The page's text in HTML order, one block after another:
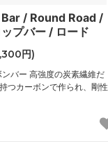
/ Round Road /
プバー / ロード
円)
バー 高強度の炭素繊維だ
つカーボンで作られ、剛性